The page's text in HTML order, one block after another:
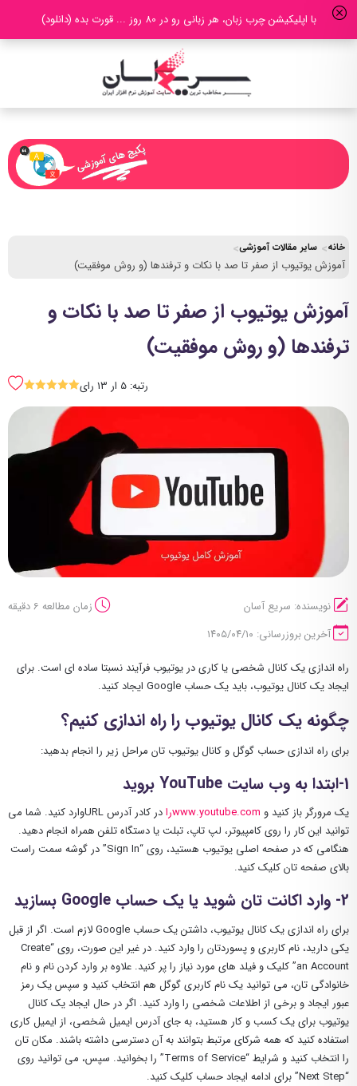
با اپلیکیشن چرب زبان، هر زبانی رو در 80 روز ... قورت بده (دانلود)
خانه سایر مقالات آموزشی
آموزش یوتیوب از صفر تا صد با نکات و ترفندها (و روش موفقیت)
آموزش یوتیوب از صفر تا صد با نکات و
ترفندها (و روش موفقیت)
رتبه: 5 ار 13 رای SSSSS
نویسنده: سریع آسان
زمان مطالعه 6 دقیقه
آخرین بروزرسانی: ۱۴۰۵/۰۴/۱۰
راه ‌اندازی یک کانال شخصی یا کاری در یوتیوب فرآیند نسبتا ساده ‌ای است. برای
ایجاد یک کانال یوتیوب، باید یک حساب Google ایجاد کنید.
چگونه یک کانال یوتیوب را راه ‌اندازی کنیم؟
برای راه‌ اندازی حساب گوگل و کانال یوتیوب تان مراحل زیر را انجام بدهید:
1-ابتدا به وب ‌سایت YouTube بروید
یک مرورگر باز کنید و www.youtube.comرا
در کادر آدرس URL‌وارد کنید. شما می
‌توانید این کار را روی کامپیوتر، لپ تاپ، تبلت یا دستگاه تلفن همراه انجام دهید.
هنگامی که در صفحه اصلی یوتیوب هستید، روی “Sign In” در گوشه سمت راست
بالای صفحه ‌تان کلیک کنید.
2- وارد اکانت تان شوید یا یک حساب Google بسازید
برای راه ‌اندازی یک کانال یوتیوب، داشتن یک حساب Google لازم است. اگر از قبل
یکی دارید، نام کاربری و پسوردتان را وارد کنید. در غیر این صورت، روی “Create
an Account” کلیک و فیلد های مورد نیاز را پر کنید. علاوه بر وارد کردن نام و نام
خانوادگی تان، می‌ توانید یک نام کاربری گوگل هم انتخاب کنید و سپس یک رمز
عبور ایجاد و برخی از اطلاعات شخصی را وارد کنید. اگر در حال ایجاد یک کانال
یوتیوب برای یک کسب و کار هستید، به جای آدرس ایمیل شخصی، از ایمیل کاری
استفاده کنید که همه شرکای مرتبط بتوانند به آن دسترسی داشته باشند. مکان تان
را انتخاب کنید و شرایط “Terms of Service” را بخوانید. سپس، می‌ توانید روی
“Next Step” برای ادامه ایجاد حساب کلیک کنید.